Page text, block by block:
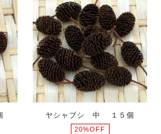
ヤシャブシ 中 １５個
20%OFF